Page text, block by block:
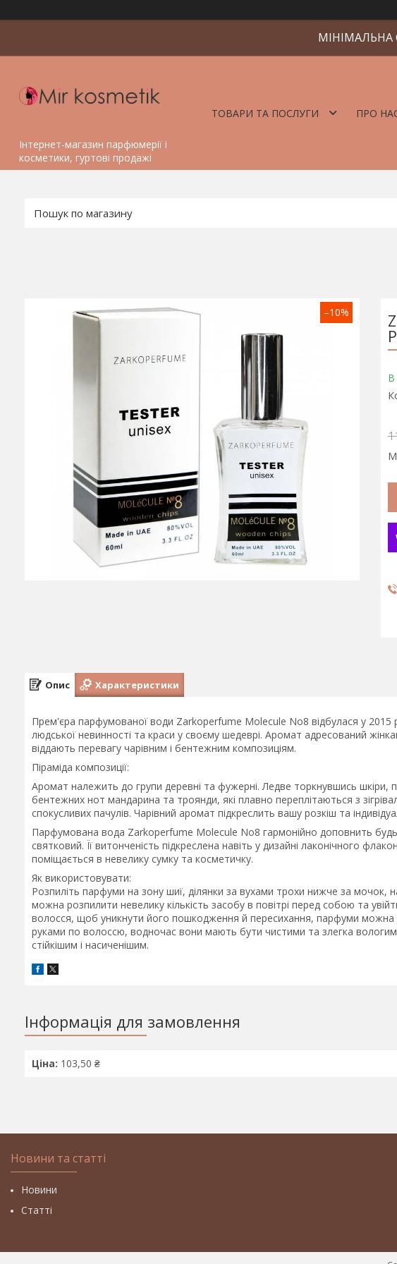
МІНІМАЛЬНА
Інтернет-магазин парфюмерії і
косметики, гуртові продажі
ТОВАРИ ТА ПОСЛУГИ ПРО
–10%
В
Опис Характеристики
Прем'єра парфумованої води Zarkoperfume Molecule No8 відбулася у 2015
людської невинності та краси у своєму шедеврі. Аромат адресований
віддають перевагу чарівним і бентежним композиціям.
Піраміда композиції:
Аромат належить до групи деревні та фужерні. Ледве торкнувшись шкіри,
бентежних нот мандарина та троянди, які плавно переплітаються з
спокусливих пачулів. Чарівний аромат підкреслить вашу розкіш та
Парфумована вода Zarkoperfume Molecule No8 гармонійно доповнить будь-
святковий. Її витонченість підкреслена навіть у дизайні лаконічного
поміщається в невелику сумку та косметичку.
Як використовувати:
Розпиліть парфуми на зону шиї, ділянки за вухами трохи нижче за мочок,
можна розпилити невелику кількість засобу в повітрі перед собою та
волосся, щоб уникнути його пошкодження й пересихання, парфуми можна
руками по волоссю, водночас вони мають бути чистими та злегка
стійкішим і насиченішим.
Інформація для замовлення
Ціна: 103,50 ₴
Новини та статті
Новини
Статті